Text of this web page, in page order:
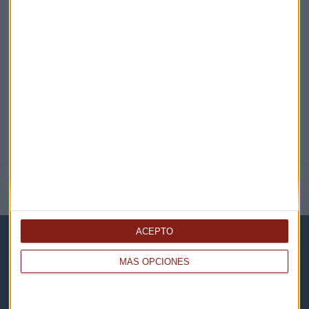
MÁS OPCIONES
ACEPTO
NOTICIAS RELACIONADAS